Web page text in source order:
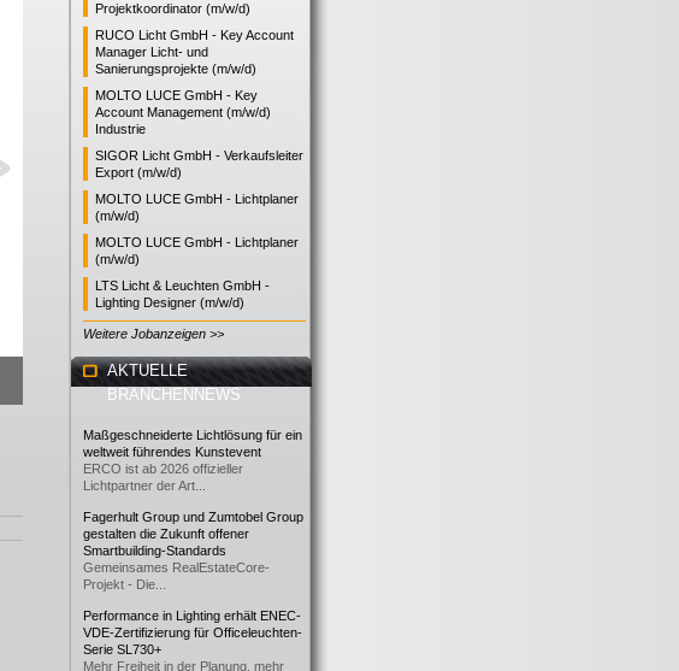
Projektkoordinator (m/w/d)
RUCO Licht GmbH - Key Account
Manager Licht- und
Sanierungsprojekte (m/w/d)
MOLTO LUCE GmbH - Key
Account Management (m/w/d)
Industrie
SIGOR Licht GmbH - Verkaufsleiter
Export (m/w/d)
MOLTO LUCE GmbH - Lichtplaner
(m/w/d)
MOLTO LUCE GmbH - Lichtplaner
(m/w/d)
LTS Licht & Leuchten GmbH -
Lighting Designer (m/w/d)
Weitere Jobanzeigen >>
AKTUELLE
BRANCHENNEWS
Maßgeschneiderte Lichtlösung für ein
weltweit führendes Kunstevent
ERCO ist ab 2026 offizieller
Lichtpartner der Art...
Fagerhult Group und Zumtobel Group
gestalten die Zukunft offener
Smartbuilding-Standards
Gemeinsames RealEstateCore-
Projekt - Die...
Performance in Lighting erhält ENEC-
VDE-Zertifizierung für Officeleuchten-
Serie SL730+
Mehr Freiheit in der Planung, mehr